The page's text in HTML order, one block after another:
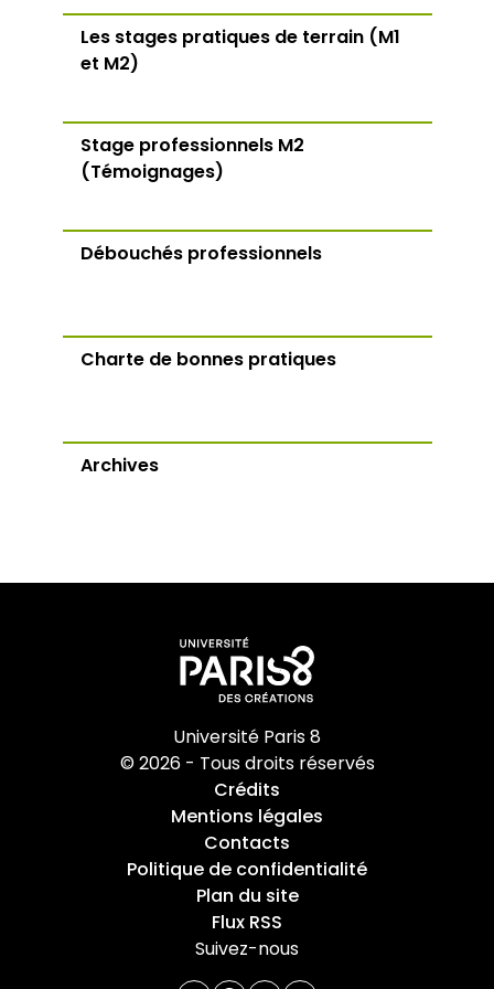
Les stages pratiques de terrain (M1
et M2)
Stage professionnels M2
(Témoignages)
Débouchés professionnels
Charte de bonnes pratiques
Archives
Université Paris 8
© 2026 - Tous droits réservés
Crédits
Mentions légales
Contacts
Politique de confidentialité
Plan du site
Flux RSS
Suivez-nous